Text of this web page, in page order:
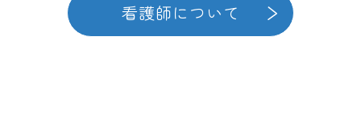
看護師について